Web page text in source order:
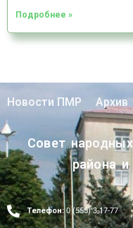
Подробнее »
Новости ПМР Архив
Совет
района
Телефон:0 (555) 3-17-77